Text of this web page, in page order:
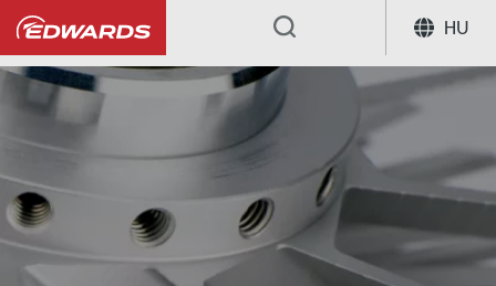
HU
... TIC Controllers TIC Instrument